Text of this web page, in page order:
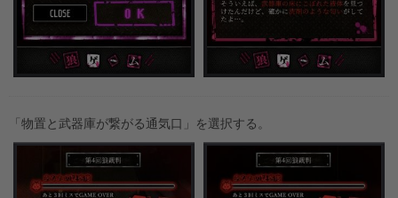
「物置と武器庫が繋がる通気口」を選択する。